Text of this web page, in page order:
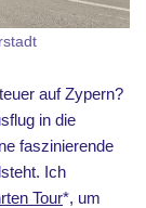
auf Zypern?
in die
faszinierende
Ich
Tour*, um